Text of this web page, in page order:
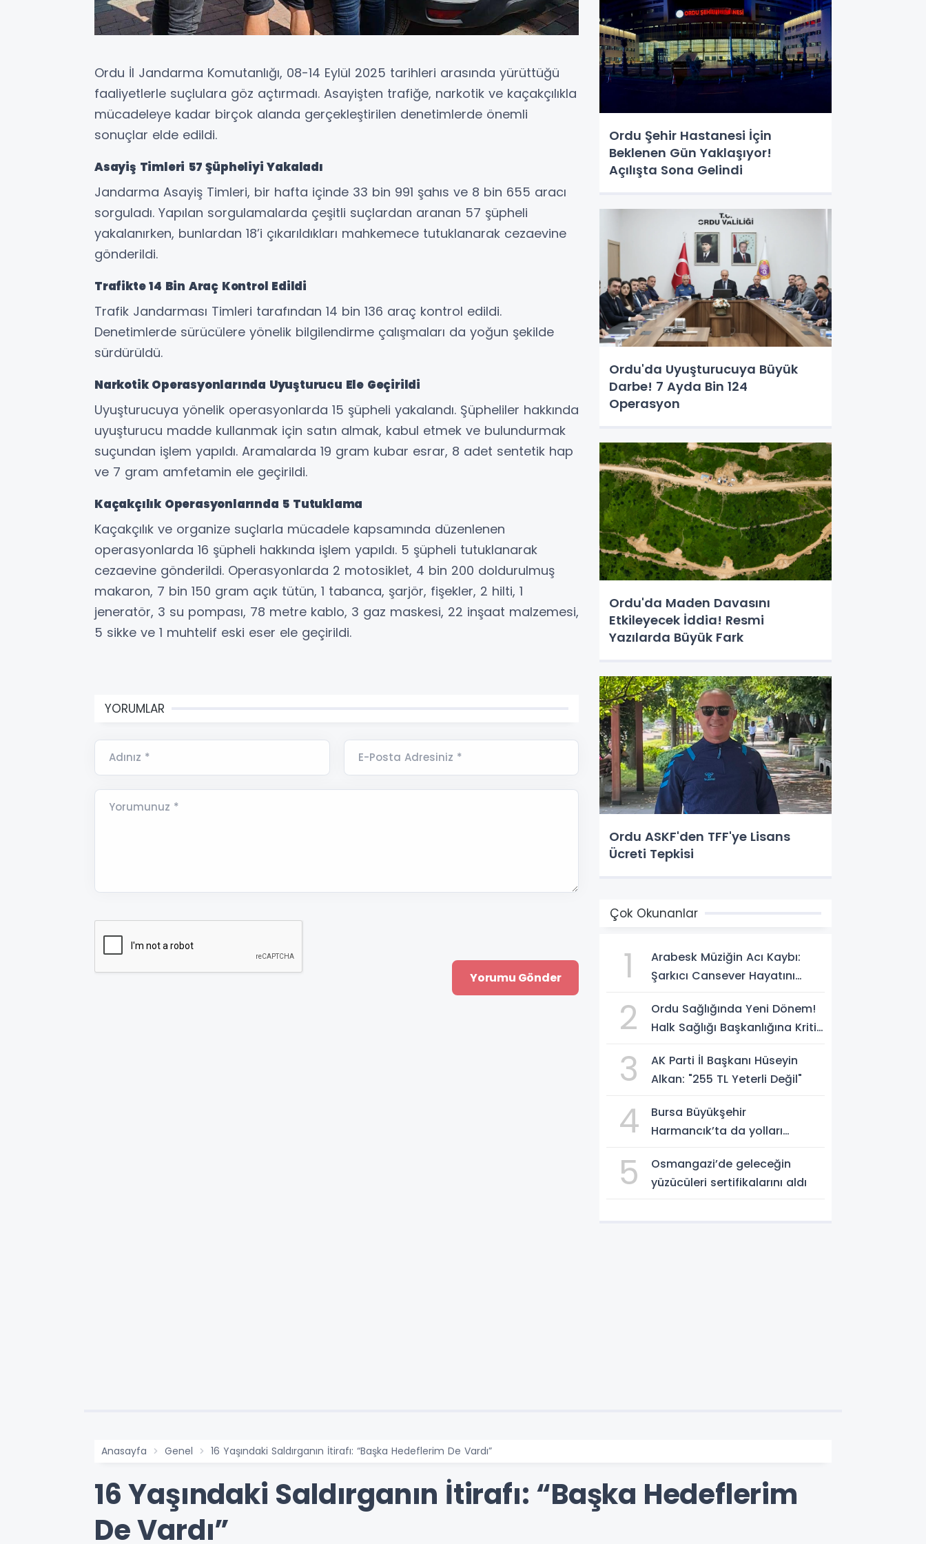
Ordu İl Jandarma Komutanlığı, 08-14 Eylül 2025 tarihleri arasında yürüttüğü
faaliyetlerle suçlulara göz açtırmadı. Asayişten trafiğe, narkotik ve kaçakçılıkla
mücadeleye kadar birçok alanda gerçekleştirilen denetimlerde önemli
sonuçlar elde edildi.
Asayiş Timleri 57 Şüpheliyi Yakaladı
Jandarma Asayiş Timleri, bir hafta içinde 33 bin 991 şahıs ve 8 bin 655 aracı
sorguladı. Yapılan sorgulamalarda çeşitli suçlardan aranan 57 şüpheli
yakalanırken, bunlardan 18’i çıkarıldıkları mahkemece tutuklanarak cezaevine
gönderildi.
Trafikte 14 Bin Araç Kontrol Edildi
Trafik Jandarması Timleri tarafından 14 bin 136 araç kontrol edildi.
Denetimlerde sürücülere yönelik bilgilendirme çalışmaları da yoğun şekilde
sürdürüldü.
Narkotik Operasyonlarında Uyuşturucu Ele Geçirildi
Uyuşturucuya yönelik operasyonlarda 15 şüpheli yakalandı. Şüpheliler hakkında
uyuşturucu madde kullanmak için satın almak, kabul etmek ve bulundurmak
suçundan işlem yapıldı. Aramalarda 19 gram kubar esrar, 8 adet sentetik hap
ve 7 gram amfetamin ele geçirildi.
Kaçakçılık Operasyonlarında 5 Tutuklama
Kaçakçılık ve organize suçlarla mücadele kapsamında düzenlenen
operasyonlarda 16 şüpheli hakkında işlem yapıldı. 5 şüpheli tutuklanarak
cezaevine gönderildi. Operasyonlarda 2 motosiklet, 4 bin 200 doldurulmuş
makaron, 7 bin 150 gram açık tütün, 1 tabanca, şarjör, fişekler, 2 hilti, 1
jeneratör, 3 su pompası, 78 metre kablo, 3 gaz maskesi, 22 inşaat malzemesi,
5 sikke ve 1 muhtelif eski eser ele geçirildi.
YORUMLAR
Adınız * E-Posta Adresiniz *
Yorumunuz *
Ordu Şehir Hastanesi İçin
Beklenen Gün Yaklaşıyor!
Açılışta Sona Gelindi
Ordu'da Uyuşturucuya Büyük
Darbe! 7 Ayda Bin 124
Operasyon
Ordu'da Maden Davasını
Etkileyecek İddia! Resmi
Yazılarda Büyük Fark
Ordu ASKF'den TFF'ye Lisans
Ücreti Tepkisi
Çok Okunanlar
1
Arabesk Müziğin Acı Kaybı:
Şarkıcı Cansever Hayatını
2
Ordu Sağlığında Yeni Dönem!
Halk Sağlığı Başkanlığına Kritik
3
AK Parti İl Başkanı Hüseyin
Alkan: "255 TL Yeterli Değil"
4
Bursa Büyükşehir
Harmancık’ta da yolları
5
Osmangazi’de geleceğin
yüzücüleri sertifikalarını aldı
Anasayfa Genel 16 Yaşındaki Saldırganın İtirafı: “Başka Hedeflerim De Vardı”
16 Yaşındaki Saldırganın İtirafı: “Başka Hedeflerim
De Vardı”